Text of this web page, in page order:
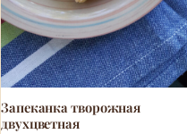
Запеканка творожная
двухцветная